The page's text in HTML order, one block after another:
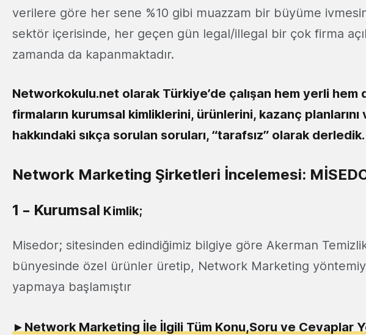
verilere göre her sene %10 gibi muazzam bir büyüme
sektör içerisinde, her geçen gün legal/illegal bir çok firma
zamanda da kapanmaktadır.
Networkokulu.net olarak Türkiye’de çalışan hem yerli hem
firmaların kurumsal kimliklerini, ürünlerini, kazanç planlarını
hakkındaki sıkça sorulan soruları, “tarafsız” olarak derledik.
Network Marketing Şirketleri İncelemesi:
1 – Kurumsal Kimlik;
Misedor; sitesinden edindiğimiz bilgiye göre Akerman
bünyesinde özel ürünler üretip, Network Marketing
yapmaya başlamıştır
►Network Marketing İle İlgili Tüm Konu,Soru ve Cevaplar